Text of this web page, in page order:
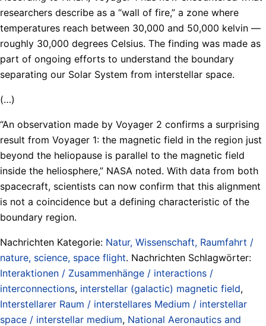
researchers describe as a “wall of fire,” a zone where
temperatures reach between 30,000 and 50,000 kelvin —
roughly 30,000 degrees Celsius. The finding was made as
part of ongoing efforts to understand the boundary
separating our Solar System from interstellar space.
(…)
“An observation made by Voyager 2 confirms a surprising
result from Voyager 1: the magnetic field in the region just
beyond the heliopause is parallel to the magnetic field
inside the heliosphere,” NASA noted. With data from both
spacecraft, scientists can now confirm that this alignment
is not a coincidence but a defining characteristic of the
boundary region.
Nachrichten Kategorie: Natur, Wissenschaft, Raumfahrt /
nature, science, space flight. Nachrichten Schlagwörter:
Interaktionen / Zusammenhänge / interactions /
interconnections, interstellar (galactic) magnetic field,
Interstellarer Raum / interstellares Medium / interstellar
space / interstellar medium, National Aeronautics and